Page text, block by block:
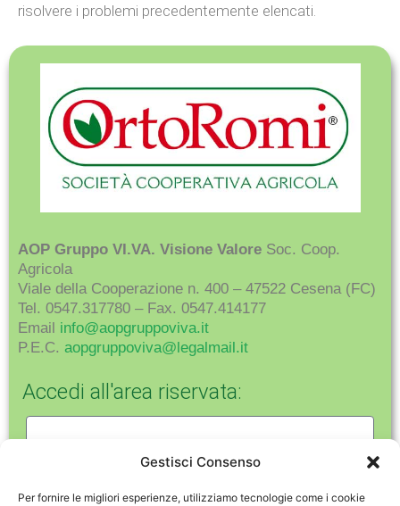
Gestisci Consenso
Per fornire le migliori esperienze, utilizziamo tecnologie come i cookie
risolvere i problemi precedentemente elencati.
AOP Gruppo VI.VA. Visione Valore Soc. Coop.
Agricola
Viale della Cooperazione n. 400 – 47522 Cesena (FC)
Tel. 0547.317780 – Fax. 0547.414177
Email info@aopgruppoviva.it
P.E.C. aopgruppoviva@legalmail.it
Accedi all'area riservata: